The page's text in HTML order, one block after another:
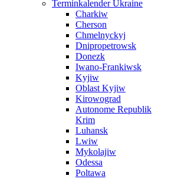
Terminkalender Ukraine
Charkiw
Cherson
Chmelnyckyj
Dnipropetrowsk
Donezk
Iwano-Frankiwsk
Kyjiw
Oblast Kyjiw
Kirowograd
Autonome Republik
Krim
Luhansk
Lwiw
Mykolajiw
Odessa
Poltawa